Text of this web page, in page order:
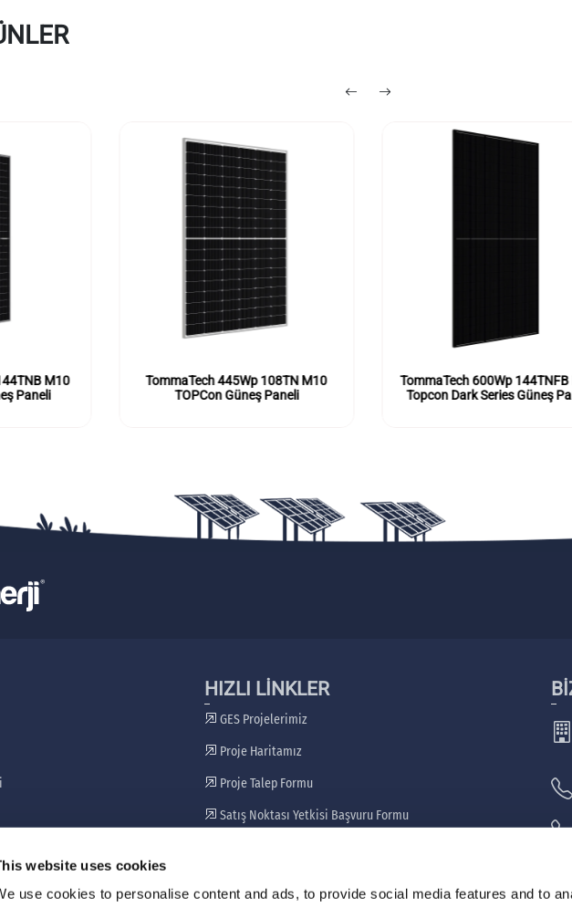
website uses cookies
use cookies to personalise content and ads, to provide social media features and to
M10
Paneli
TommaTech 445Wp 108TN M10
TOPCon Güneş Paneli
TommaTech 600Wp
Topcon Dark Series Güneş
HIZLI LİNKLER
GES Projelerimiz
Proje Haritamız
Proje Talep Formu
Satış Noktası Yetkisi Başvuru Formu